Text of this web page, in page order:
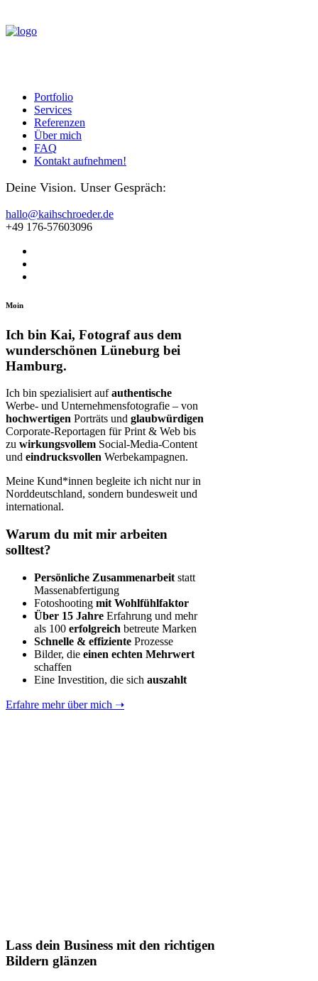
Portfolio
Services
Referenzen
Über mich
FAQ
Kontakt aufnehmen!
Deine Vision. Unser Gespräch:
hallo@kaihschroeder.de
+49 176-57603096
Moin
Ich bin Kai, Fotografaus dem
wunderschönen Lüneburg bei
Hamburg.
Ich bin spezialisiert aufauthentische
Werbe- und Unternehmensfotografie – von
hochwertigen Porträts und glaubwürdigen
Corporate-Reportagen für Print & Web bis
zu wirkungsvollem Social-Media-Content
und eindrucksvollen Werbekampagnen.
Meine Kund*innen begleite ich nicht nur in
Norddeutschland, sondern bundesweit und
international.
Warum du mit mir arbeiten
solltest?
Persönliche Zusammenarbeit statt
Massenabfertigung
Fotoshooting mit Wohlfühlfaktor
Über 15 Jahre Erfahrung und mehr
als 100 erfolgreich betreute Marken
Schnelle & effiziente Prozesse
Bilder, die einen echten Mehrwert
schaffen
Eine Investition, die sich auszahlt
Erfahre mehr über mich ➝
Lass dein Business mit den richtigen
Bildern glänzen